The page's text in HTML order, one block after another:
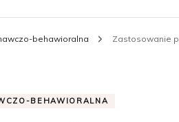
behawioralna Zastosowanie
BEHAWIORALNA